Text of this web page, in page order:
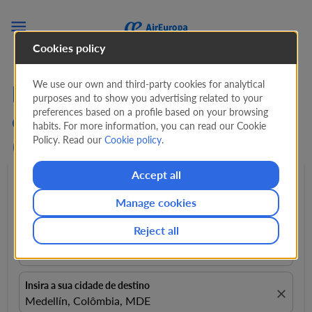

Procure Ofertas em Voos
de Veneza para Medellín
(VCE - MDE) de
Ida e volta 1 Passageiroexpand_more
Insira a sua cidade de partida
close
Insira a sua cidade de destino
Medellín, Colômbia, MDE close
Cookies policy
We use our own and third-party cookies for analytical
purposes and to show you advertising related to your
preferences based on a profile based on your browsing
habits. For more information, you can read our Cookie
Policy. Read ourCookie policy.
Accept all
Reject all
Manage cookies